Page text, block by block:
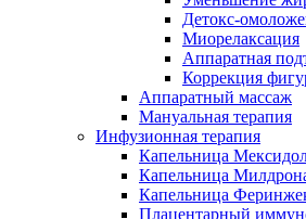
Детокс-
Миорелаксация
Аппаратная
Коррекция
Аппаратный массаж
Мануальная терапия
Инфузионная терапия
Капельница
Капельница
Капельница
Плацентарный